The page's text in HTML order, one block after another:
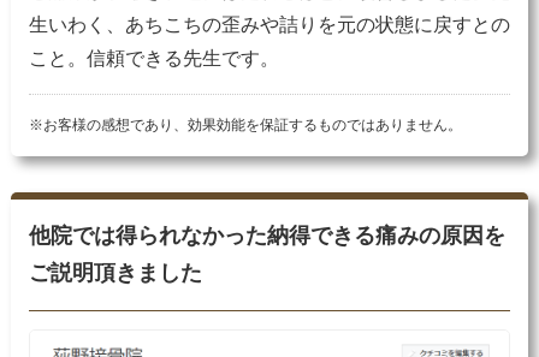
生いわく、あちこちの歪みや詰りを元の状態に戻すとの
こと。信頼できる先生です。
※お客様の感想であり、効果効能を保証するものではありません。
他院では得られなかった納得できる痛みの原因を
ご説明頂きました